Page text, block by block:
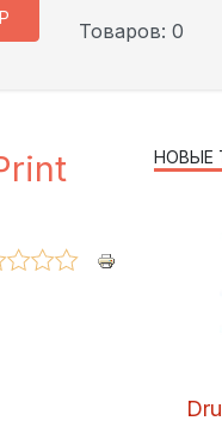
Товаров: 0
НОВЫЕ